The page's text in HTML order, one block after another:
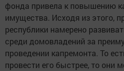
фонда привела к повышению
имущества. Исходя из этого,
республики намерено
среди домовладений за
проведении капремонта. То
провести его быстрее, то они